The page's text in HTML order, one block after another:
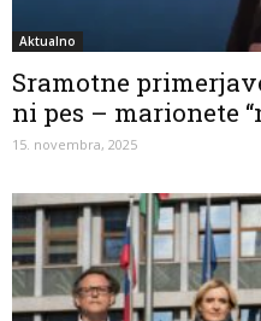
Aktualno
Sramotne
ni pes – marionete
15. novembra, 2025